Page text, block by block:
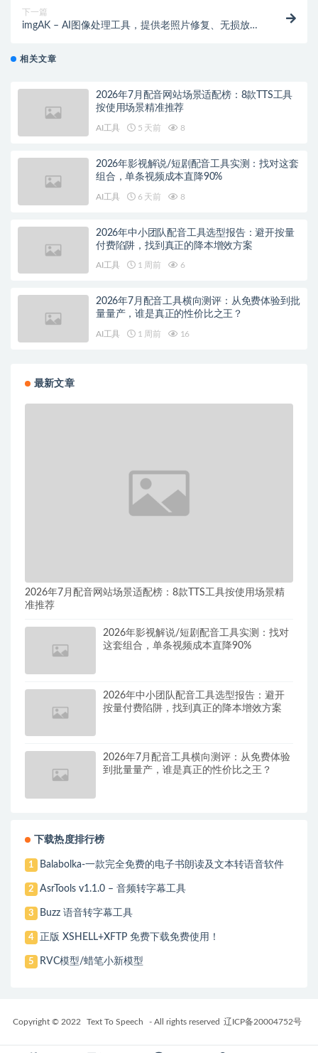
下一篇
imgAK – AI图像处理工具，提供老照片修复、无损放大
相关文章
2026年7月配音网站场景适配榜：8款TTS工具
按使用场景精准推荐
AI工具 5 天前 8
2026年影视解说/短剧配音工具实测：找对这套
组合，单条视频成本直降90%
AI工具 6 天前 8
2026年中小团队配音工具选型报告：避开按量
付费陷阱，找到真正的降本增效方案
AI工具 1 周前 6
2026年7月配音工具横向测评：从免费体验到批
量量产，谁是真正的性价比之王？
AI工具 1 周前 16
最新文章
2026年7月配音网站场景适配榜：8款TTS工具按使用场景精
准推荐
2026年影视解说/短剧配音工具实测：找对
这套组合，单条视频成本直降90%
2026年中小团队配音工具选型报告：避开
按量付费陷阱，找到真正的降本增效方案
2026年7月配音工具横向测评：从免费体验
到批量量产，谁是真正的性价比之王？
下载热度排行榜
1 Balabolka-一款完全免费的电子书朗读及文本转语音软件
2 AsrTools v1.1.0 – 音频转字幕工具
3 Buzz 语音转字幕工具
4 正版 XSHELL+XFTP 免费下载免费使用！
5 RVC模型/蜡笔小新模型
Copyright © 2022 Text To Speech - All rights reserved 辽ICP备20004752号